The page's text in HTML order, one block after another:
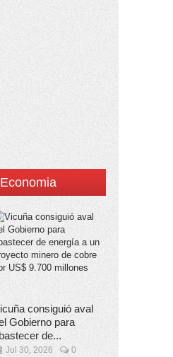
Economia
consiguió aval
Gobierno para
de...
Jul 30, 2026 0